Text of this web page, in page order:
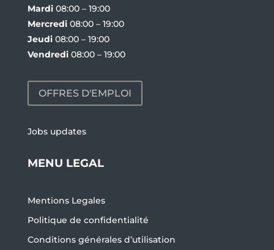
Mardi08:00 – 19:00
Mercredi08:00 – 19:00
Jeudi08:00 – 19:00
Vendredi08:00 – 19:00
OFFRES D'EMPLOI
Jobs updates
MENU LEGAL
Mentions Legales
Politique de confidentialité
Conditions générales d’utilisation